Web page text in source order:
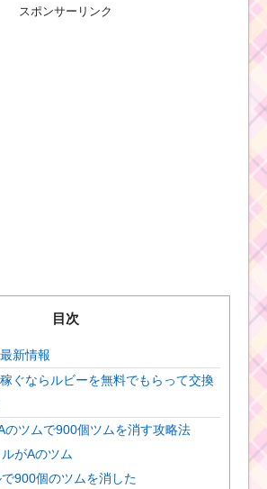
スポンサーリンク
目次
新情報
ぐならルビーを無料でもらって交換
のツムで900個ツムを消す攻略法
がAのツム
900個のツムを消した